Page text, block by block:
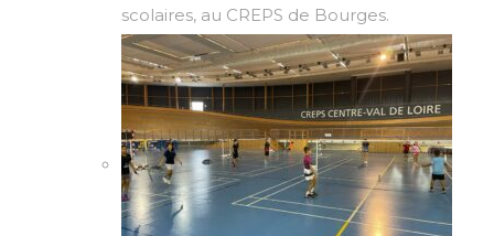
scolaires, au CREPS de Bourges.